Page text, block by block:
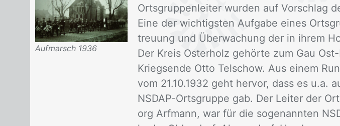
Aufmarsch 1936
Orts­grup­pen­lei­ter wur­den auf Vor­schlag
Eine der wich­tigs­ten Auf­ga­be ei­nes
treu­ung und Über­wa­chung der in ih­rem
Der Kreis Os­ter­holz ge­hör­te zum Gau
Kriegs­en­de Otto Tel­schow. Aus ei­nem
vom 21.10.1932 geht her­vor, dass es u.a.
NS­DAP-Orts­grup­pe gab. Der Lei­ter der
org Arf­mann, war für die so­ge­nann­ten